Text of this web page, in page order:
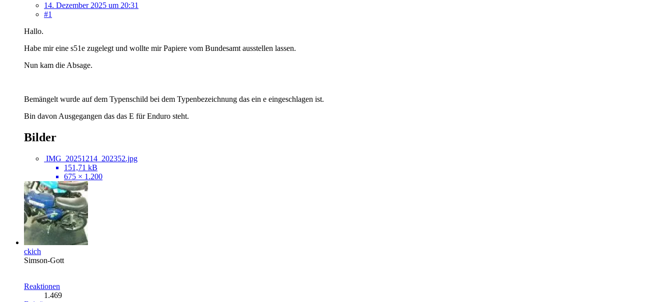
14. Dezember 2025 um 20:31
#1
Hallo.
Habe mir eine s51e zugelegt und wollte mir Papiere vom Bundesamt ausstellen lassen.
Nun kam die Absage.
Bemängelt wurde auf dem Typenschild bei dem Typenbezeichnung das ein e eingeschlagen ist.
Bin davon Ausgegangen das das E für Enduro steht.
Bilder
IMG_20251214_202352.jpg
151,71 kB
675 × 1.200
ckich
Simson-Gott
Reaktionen
1.469